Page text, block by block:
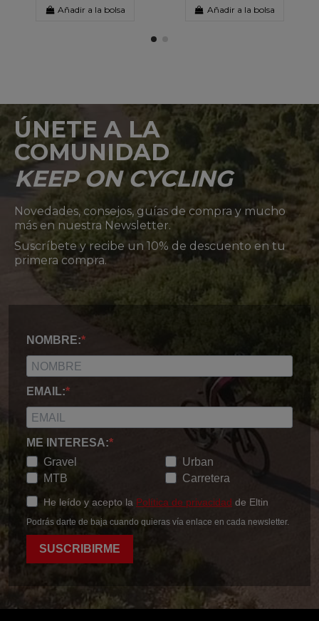
Añadir a la bolsa Añadir a la bolsa
ÚNETE A LA
COMUNIDAD
KEEP ON CYCLING
Novedades, consejos, guías de compra y mucho
más en nuestra Newsletter.
Suscríbete y recibe un 10% de descuento en tu
primera compra.
NOMBRE:
EMAIL:
ME INTERESA:
Gravel
MTB
Urban
Carretera
He leído y acepto la Política de privacidad de Eltin
Podrás darte de baja cuando quieras vía enlace en cada newsletter.
SUSCRIBIRME